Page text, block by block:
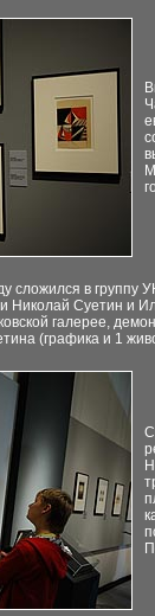
сложился в группу
Николай Суетин и
галерее,
(графика и 1